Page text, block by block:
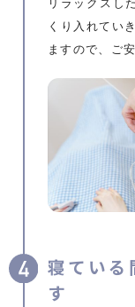
くり入れてい
ますので、ご
寝ている
す